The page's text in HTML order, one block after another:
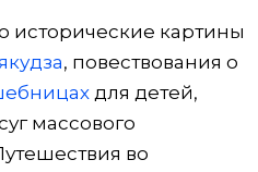
исторические картины
, повествования о
для детей,
массового
во